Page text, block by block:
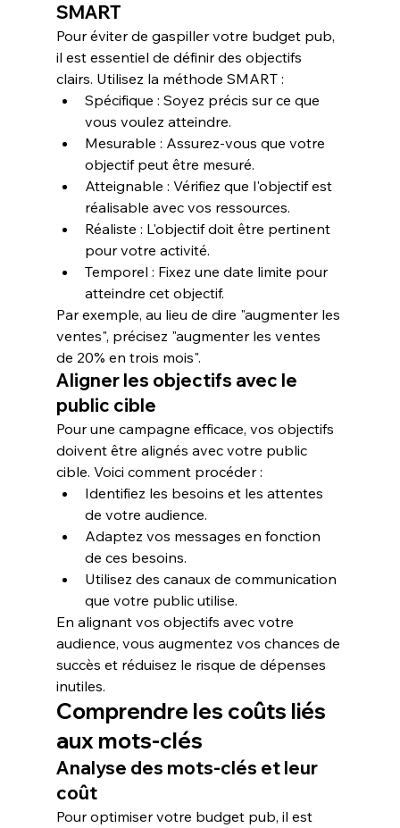
SMART
Pour éviter de gaspiller votre budget pub,
il est essentiel de définir des objectifs
clairs. Utilisez la méthode SMART :
Spécifique : Soyez précis sur ce que
vous voulez atteindre.
Mesurable : Assurez-vous que votre
objectif peut être mesuré.
Atteignable : Vérifiez que l'objectif est
réalisable avec vos ressources.
Réaliste : L'objectif doit être pertinent
pour votre activité.
Temporel : Fixez une date limite pour
atteindre cet objectif.
Par exemple, au lieu de dire "augmenter les
ventes", précisez "augmenter les ventes
de 20% en trois mois".
Aligner les objectifs avec le
public cible
Pour une campagne efficace, vos objectifs
doivent être alignés avec votre public
cible. Voici comment procéder :
Identifiez les besoins et les attentes
de votre audience.
Adaptez vos messages en fonction
de ces besoins.
Utilisez des canaux de communication
que votre public utilise.
En alignant vos objectifs avec votre
audience, vous augmentez vos chances de
succès et réduisez le risque de dépenses
inutiles.
Comprendre les coûts liés
aux mots-clés
Analyse des mots-clés et leur
coût
Pour optimiser votre budget pub, il est